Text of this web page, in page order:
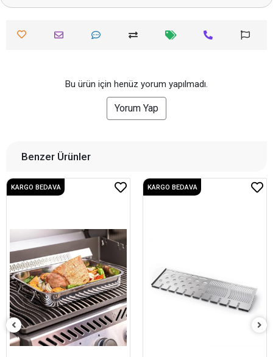
Bu ürün için henüz yorum yapılmadı.
Yorum Yap
Benzer Ürünler
KARGO BEDAVA KARGO BEDAVA